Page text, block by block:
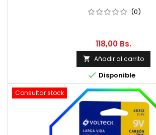
(0)
118,00 Bs.
 Añadir al carrito
 Disponible
Consultar stock